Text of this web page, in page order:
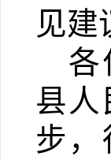
见建
各
县
步